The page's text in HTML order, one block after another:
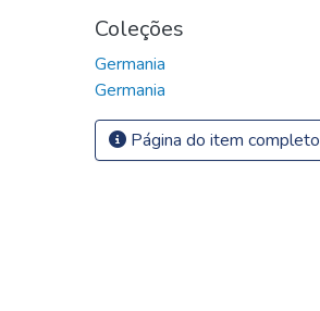
Coleções
Germania
Germania
Página do item completo